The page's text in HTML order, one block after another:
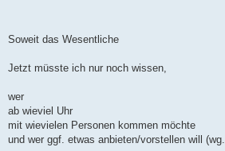
Soweit das Wesentliche
Jetzt müsste ich nur noch wissen,
wer
ab wieviel Uhr
mit wievielen Personen kommen möchte
und wer ggf. etwas anbieten/vorstellen will